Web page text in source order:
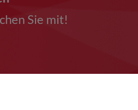
Sie mit!